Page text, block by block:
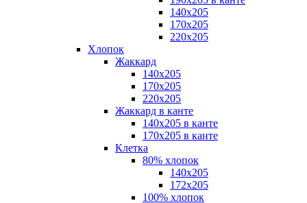
140х205
170х205
220х205
Хлопок
Жаккард
140x205
170х205
220х205
Жаккард в канте
140х205 в канте
170х205 в канте
Клетка
80% хлопок
140x205
172х205
100% хлопок